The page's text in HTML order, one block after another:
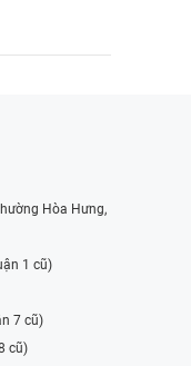
Hòa Hưng,
1 cũ)
7 cũ)
cũ)